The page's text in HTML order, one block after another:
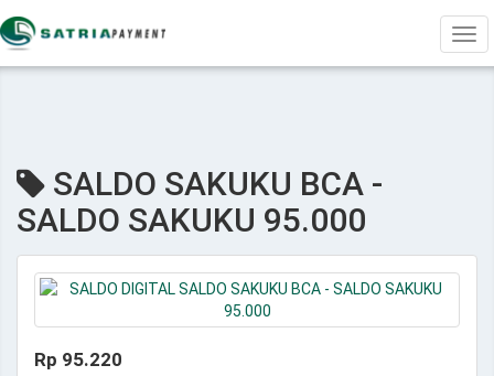
SALDO SAKUKU BCA -
SALDO SAKUKU 95.000
Rp 95.220